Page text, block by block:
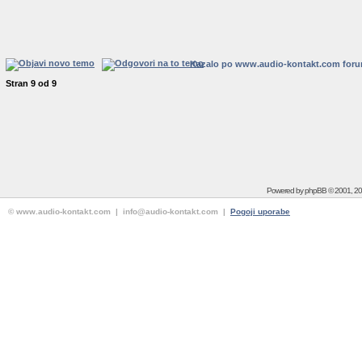
Kazalo po www.audio-kontakt.com
Stran 9 od 9
Powered byphpBB© 2001,
© www.audio-kontakt.com | info@audio-kontakt.com | Pogoji uporabe